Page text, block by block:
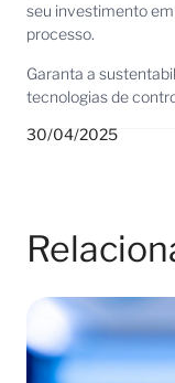
seu investimento
processo.
Garanta a
tecnologias de
30/04/2025